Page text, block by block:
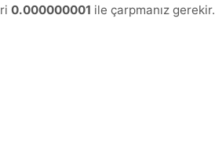
0.000000001 ile çarpmanız gerekir.